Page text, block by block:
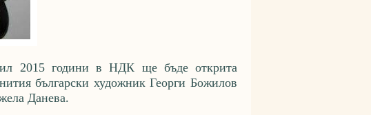
2015 години в НДК ще бъде открита
български художник Георги Божилов
Данева.